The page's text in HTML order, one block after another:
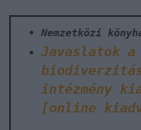
Nemzetközi
Javaslatok a
intézmény
[online